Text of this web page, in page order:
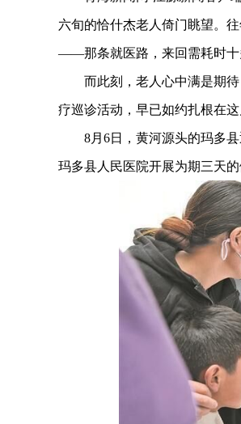
六旬的恰什杰老人倚门眺望。
——那条就医路，来回需耗时十
而此刻，老人心中满是期待
疗巡诊活动，早已如约扎根在
8月6日，黄河源头的玛多县
玛多县人民医院开展为期三天的